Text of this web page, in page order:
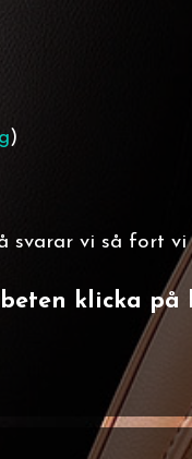
)
svarar vi så fort
klicka